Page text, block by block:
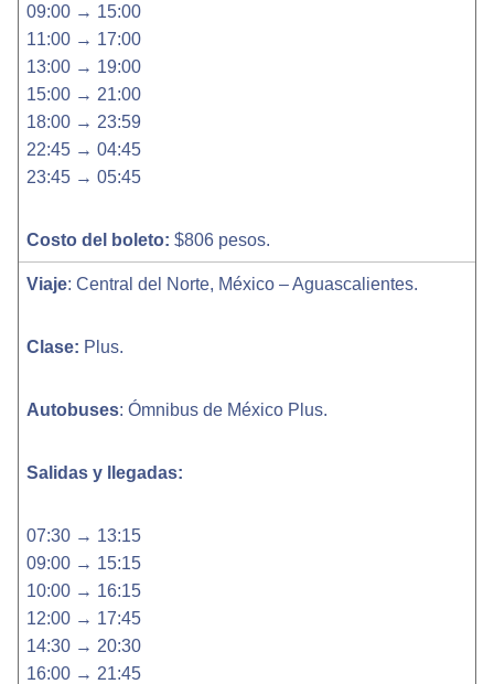
09:00 → 15:00
11:00 → 17:00
13:00 → 19:00
15:00 → 21:00
18:00 → 23:59
22:45 → 04:45
23:45 → 05:45
Costo del boleto: $806 pesos.
Viaje: Central del Norte, México – Aguascalientes.
Clase: Plus.
Autobuses: Ómnibus de México Plus.
Salidas y llegadas:
07:30 → 13:15
09:00 → 15:15
10:00 → 16:15
12:00 → 17:45
14:30 → 20:30
16:00 → 21:45